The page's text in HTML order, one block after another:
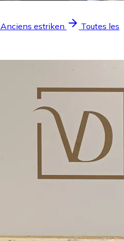
Anciens estriken
Toutes les